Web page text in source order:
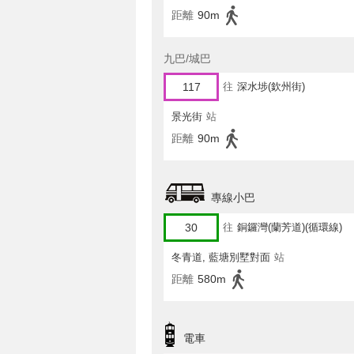
距離 90m
九巴/城巴
117 往 深水埗(欽州街)
景光街 站
距離 90m
專線小巴
30 往 銅鑼灣(蘭芳道)(循環線)
冬青道, 藍塘別墅對面 站
距離 580m
電車